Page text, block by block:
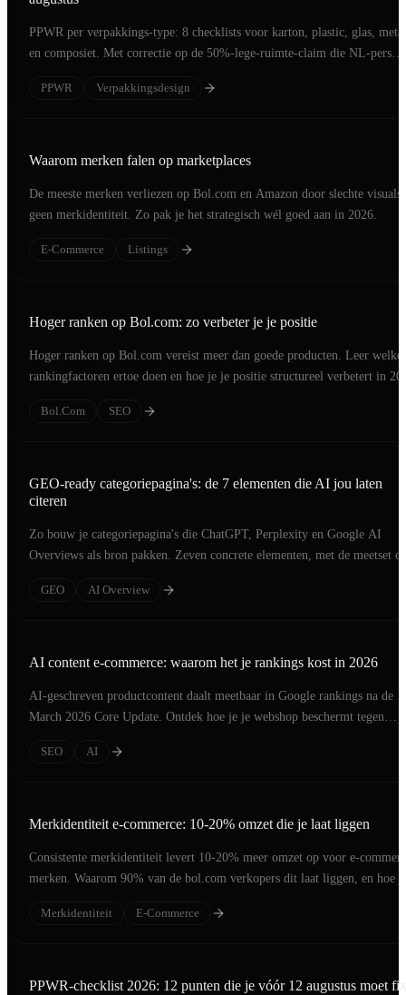
PPWR per verpakkings-type: 8 checklists voor karton, plastic, glas,
en composiet. Met correctie op de 50%-lege-ruimte-claim die NL-pers
PPWR
Verpakkingsdesign
Waarom merken falen op marketplaces
De meeste merken verliezen op Bol.com en Amazon door slechte visuals
geen merkidentiteit. Zo pak je het strategisch wél goed aan in 2026.
E-Commerce Listings
Hoger ranken op Bol.com: zo verbeter je je positie
Hoger ranken op Bol.com vereist meer dan goede producten. Leer welke
rankingfactoren ertoe doen en hoe je je positie structureel verbetert in
Bol.com SEO
GEO-ready categoriepagina's: de 7 elementen die AI jou laten
citeren
Zo bouw je categoriepagina's die ChatGPT, Perplexity en Google AI
Overviews als bron pakken. Zeven concrete elementen, met de meetset
GEO
AI Overview
AI content e-commerce: waarom het je rankings kost in 2026
AI-geschreven productcontent daalt meetbaar in Google rankings na de
March 2026 Core Update. Ontdek hoe je je webshop beschermt tegen
SEO
AI
Merkidentiteit e-commerce: 10-20% omzet die je laat liggen
Consistente merkidentiteit levert 10-20% meer omzet op voor e-
merken. Waarom 90% van de bol.com verkopers dit laat liggen, en hoe
Merkidentiteit
E-Commerce
PPWR-checklist 2026: 12 punten die je vóór 12 augustus moet